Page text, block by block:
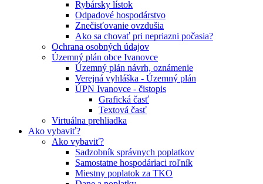
Rybársky lístok
Odpadové hospodárstvo
Znečisťovanie ovzdušia
Ako sa chovať pri nepriazni počasia?
Ochrana osobných údajov
Územný plán obce Ivanovce
Územný plán návrh, oznámenie
Verejná vyhláška - Územný plán
ÚPN Ivanovce - čistopis
Grafická časť
Textová časť
Virtuálna prehliadka
Ako vybaviť?
Ako vybaviť?
Sadzobník správnych poplatkov
Samostatne hospodáriaci roľník
Miestny poplatok za TKO